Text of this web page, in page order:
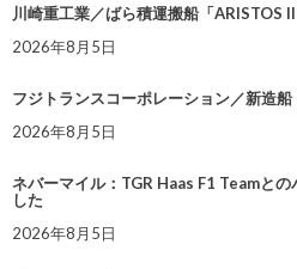
川崎重工業／ばら積運搬船「ARISTOS
2026年8月5日
フジトランスコーポレーション／新造
2026年8月5日
ネバーマイル：TGR Haas F1 Teamと
した
2026年8月5日